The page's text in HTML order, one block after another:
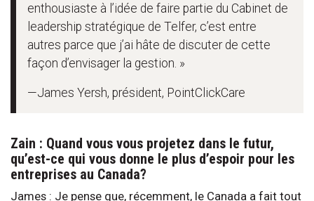
enthousiaste à l’idée de faire partie du Cabinet de
leadership stratégique de Telfer, c’est entre
autres parce que j’ai hâte de discuter de cette
façon d’envisager la gestion. »
—James Yersh, président, PointClickCare
Zain : Quand vous vous projetez dans le futur,
qu’est-ce qui vous donne le plus d’espoir pour les
entreprises au Canada?
James : Je pense que, récemment, le Canada a fait tout